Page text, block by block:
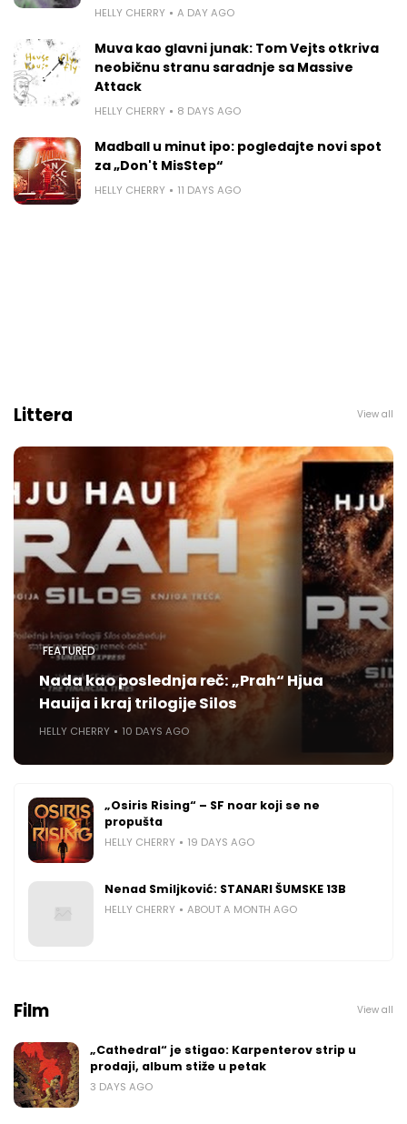
HELLY CHERRY A DAY AGO
Muva kao glavni junak: Tom Vejts otkriva
neobičnu stranu saradnje sa Massive
Attack
HELLY CHERRY 8 DAYS AGO
Madball u minut ipo: pogledajte novi spot
za „Don't MisStep“
HELLY CHERRY 11 DAYS AGO
Littera View all
FEATURED
Nada kao poslednja reč: „Prah“ Hjua
Hauija i kraj trilogije Silos
HELLY CHERRY 10 DAYS AGO
„Osiris Rising“ – SF noar koji se ne
propušta
HELLY CHERRY 19 DAYS AGO
Nenad Smiljković: STANARI ŠUMSKE 13B
HELLY CHERRY ABOUT A MONTH AGO
Film View all
„Cathedral“ je stigao: Karpenterov strip u
prodaji, album stiže u petak
3 DAYS AGO